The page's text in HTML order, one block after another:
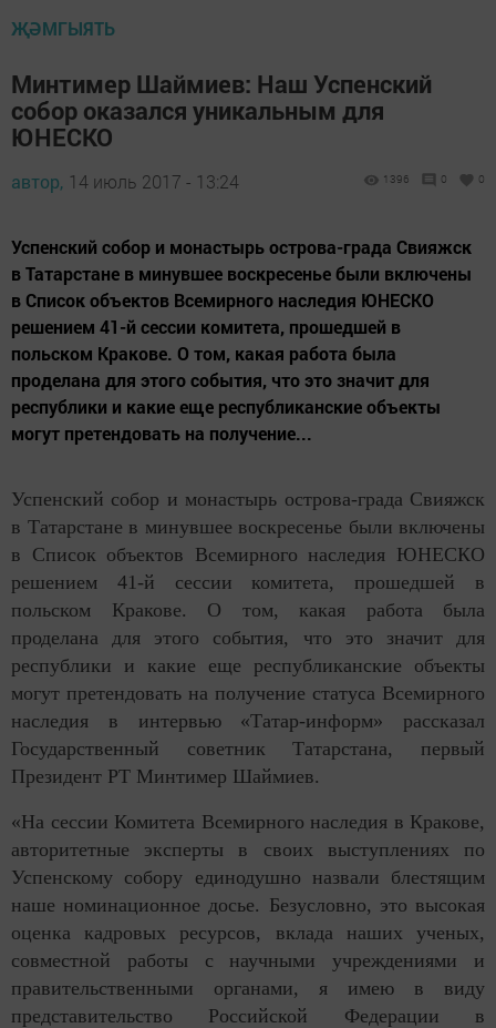
ҖӘМГЫЯТЬ
Минтимер Шаймиев: Наш Успенский
собор оказался уникальным для
ЮНЕСКО
автор, 14 июль 2017 - 13:24 1396 0 0
Успенский собор и монастырь острова-града Свияжск
в Татарстане в минувшее воскресенье были включены
в Список объектов Всемирного наследия ЮНЕСКО
решением 41-й сессии комитета, прошедшей в
польском Кракове. О том, какая работа была
проделана для этого события, что это значит для
республики и какие еще республиканские объекты
могут претендовать на получение...
Успенский собор и монастырь острова-града Свияжск
в Татарстане в минувшее воскресенье были включены
в Список объектов Всемирного наследия ЮНЕСКО
решением 41-й сессии комитета, прошедшей в
польском Кракове. О том, какая работа была
проделана для этого события, что это значит для
республики и какие еще республиканские объекты
могут претендовать на получение статуса Всемирного
наследия в интервью «Татар-информ» рассказал
Государственный советник Татарстана, первый
Президент РТ Минтимер Шаймиев.
«На сессии Комитета Всемирного наследия в Кракове,
авторитетные эксперты в своих выступлениях по
Успенскому собору единодушно назвали блестящим
наше номинационное досье. Безусловно, это высокая
оценка кадровых ресурсов, вклада наших ученых,
совместной работы с научными учреждениями и
правительственными органами, я имею в виду
представительство Российской Федерации в